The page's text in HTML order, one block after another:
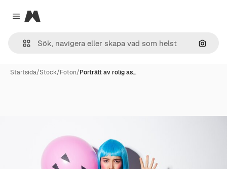
Close menu
Magnific
Sök
Startsida/Stock/Foton/Porträtt av rolig as…